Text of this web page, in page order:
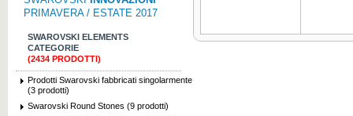
PRIMAVERA / ESTATE 2017
SWAROVSKI ELEMENTS
CATEGORIE
(2434 PRODOTTI)
Prodotti Swarovski fabbricati singolarmente
(3 prodotti)
Swarovski Round Stones (9 prodotti)